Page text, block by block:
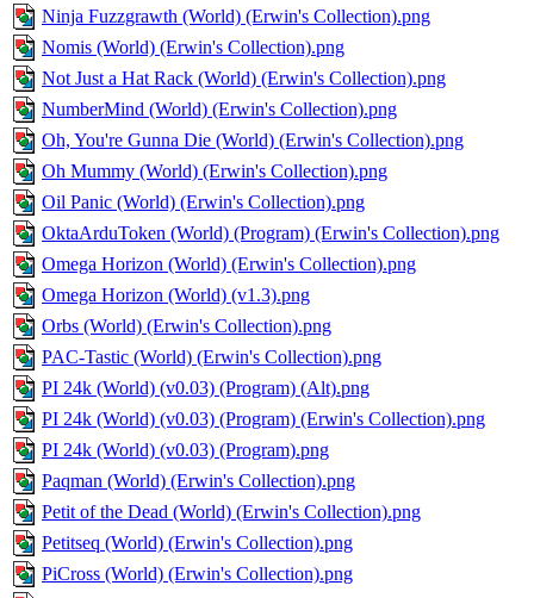
Ninja Fuzzgrawth (World) (Erwin's Collection).png
Nomis (World) (Erwin's Collection).png
Not Just a Hat Rack (World) (Erwin's Collection).png
NumberMind (World) (Erwin's Collection).png
Oh, You're Gunna Die (World) (Erwin's Collection).png
Oh Mummy (World) (Erwin's Collection).png
Oil Panic (World) (Erwin's Collection).png
OktaArduToken (World) (Program) (Erwin's Collection).png
Omega Horizon (World) (Erwin's Collection).png
Omega Horizon (World) (v1.3).png
Orbs (World) (Erwin's Collection).png
PAC-Tastic (World) (Erwin's Collection).png
PI 24k (World) (v0.03) (Program) (Alt).png
PI 24k (World) (v0.03) (Program) (Erwin's Collection).png
PI 24k (World) (v0.03) (Program).png
Paqman (World) (Erwin's Collection).png
Petit of the Dead (World) (Erwin's Collection).png
Petitseq (World) (Erwin's Collection).png
PiCross (World) (Erwin's Collection).png